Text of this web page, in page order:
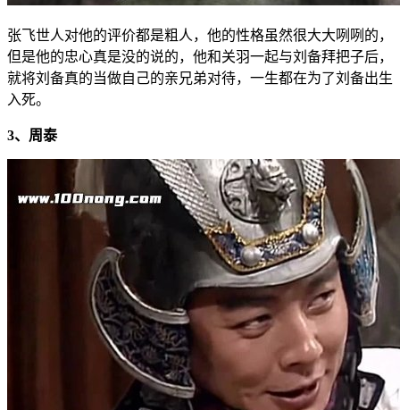
张飞世人对他的评价都是粗人，他的性格虽然很大大咧咧的，
但是他的忠心真是没的说的，他和关羽一起与刘备拜把子后，
就将刘备真的当做自己的亲兄弟对待，一生都在为了刘备出生
入死。
3、周泰